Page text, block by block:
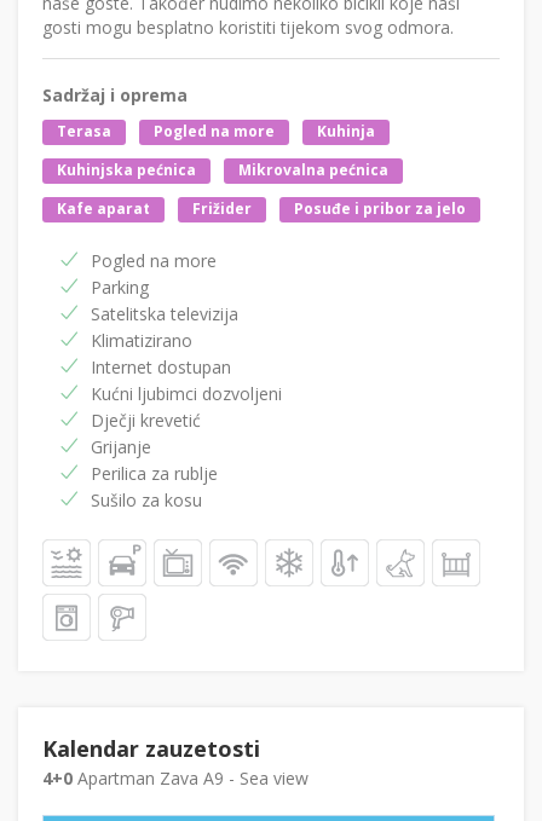
gosti mogu besplatno koristiti tijekom svog odmora.
Sadržaj i oprema
Terasa Pogled na more
Kuhinja
Kuhinjska pećnica
Mikrovalna pećnica
Kafe aparat
Frižider Posuđe i pribor za jelo
Pogled na more
Parking
Satelitska televizija
Klimatizirano
Internet dostupan
Kućni ljubimci dozvoljeni
Dječji krevetić
Grijanje
Perilica za rublje
Sušilo za kosu
Kalendar zauzetosti
4+0 Apartman Zava A9 - Sea view